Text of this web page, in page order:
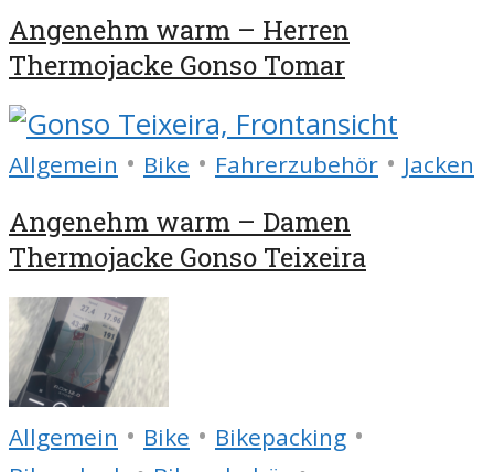
Angenehm warm – Herren
Thermojacke Gonso Tomar
Allgemein • Bike • Fahrerzubehör • Jacken
Angenehm warm – Damen
Thermojacke Gonso Teixeira
Allgemein • Bike • Bikepacking •